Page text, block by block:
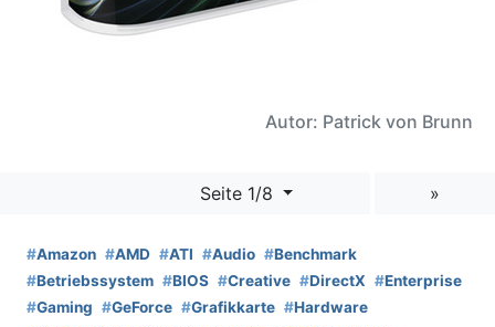
Autor: Patrick von Brunn
Seite 1/8 »
#Amazon #AMD #ATI #Audio #Benchmark
#Betriebssystem #BIOS #Creative #DirectX #Enterprise
#Gaming #GeForce #Grafikkarte #Hardware